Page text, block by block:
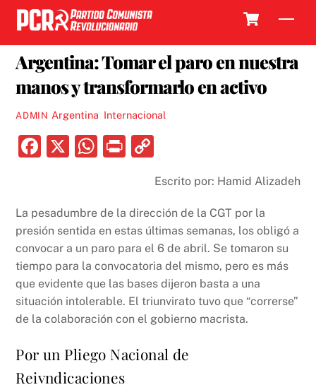
Skip
content
Argentina: Tomar el paro en nuestra
manos y transformarlo en activo
ADMIN Argentina Internacional
F
e
b
o
o
k
X
W
s
A
p
p
P
p
y
Li
n
k
Escrito por: Hamid Alizadeh
La pesadumbre de la dirección de la CGT por la
presión sentida en estas últimas semanas, los obligó a
convocar a un paro para el 6 de abril. Se tomaron su
tiempo para la convocatoria del mismo, pero es más
que evidente que las bases dijeron basta a una
situación intolerable. El triunvirato tuvo que “correrse”
de la colaboración con el gobierno macrista.
Por un Pliego Nacional de
Reivndicaciones